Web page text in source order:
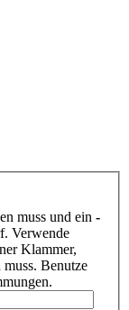
muss und ein -
Verwende
Klammer,
Benutze